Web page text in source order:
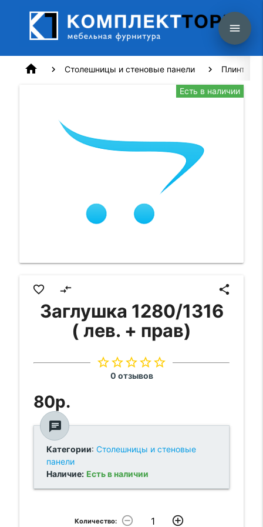
menu
home Столешницы и стеновые панели Плинтус
Есть в наличии
favorite_border compare_arrows share
Заглушка 1280/1316
( лев. + прав)
star_borderstar_borderstar_borderstar_borderstar_border
0 отзывов
80р.
chat
Категории: Столешницы и стеновые
панели
Наличие: Есть в наличии
Количество: remove_circle_outline add_circle_outline